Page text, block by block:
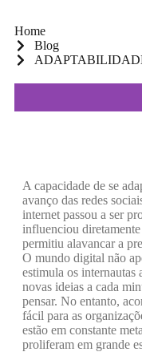
Home
Blog
A capacidade de se
avanço das redes
internet passou a ser
influenciou
permitiu alavancar a
O mundo digital não
estimula os internautas
novas ideias a cada
pensar. No entanto,
fácil para as
estão em constante
proliferam em grande